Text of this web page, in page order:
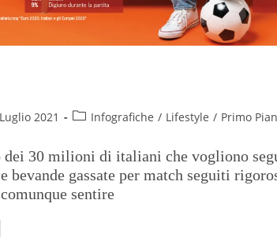
per i tifosi azzurri
2021 Infografiche / Lifestyle / Primo
dei 30 milioni di italiani che vogliono
bevande gassate per match seguiti
sentire